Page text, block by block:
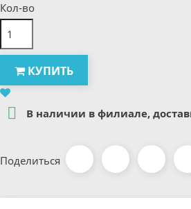
Кол-во
КУПИТЬ
 В наличии в филиале,
Поделиться